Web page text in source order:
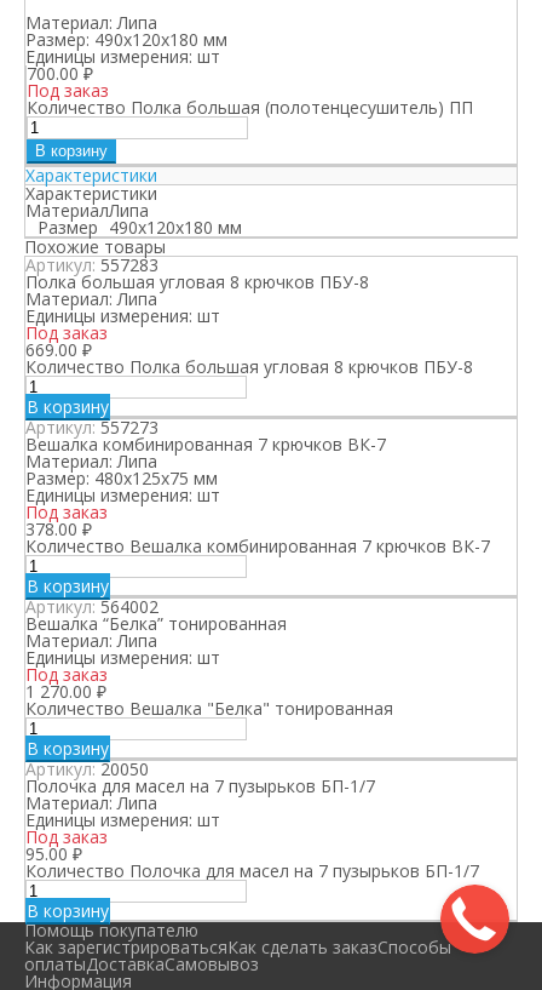
Материал: Липа
Размер: 490х120х180 мм
Единицы измерения: шт
700.00₽
Под заказ
Количество Полка большая (полотенцесушитель) ПП
В корзину
Характеристики
Характеристики
МатериалЛипа
Размер 490х120х180 мм
Похожие товары
Артикул:557283
Полка большая угловая 8 крючков ПБУ-8
Материал: Липа
Единицы измерения: шт
Под заказ
669.00 ₽
Количество Полка большая угловая 8 крючков ПБУ-8
В корзину
Артикул:557273
Вешалка комбинированная 7 крючков ВК-7
Материал: Липа
Размер: 480х125х75 мм
Единицы измерения: шт
Под заказ
378.00 ₽
Количество Вешалка комбинированная 7 крючков ВК-7
В корзину
Артикул:564002
Вешалка “Белка” тонированная
Материал: Липа
Единицы измерения: шт
Под заказ
1 270.00 ₽
Количество Вешалка "Белка" тонированная
В корзину
Артикул:20050
Полочка для масел на 7 пузырьков БП-1/7
Материал: Липа
Единицы измерения: шт
Под заказ
95.00 ₽
Количество Полочка для масел на 7 пузырьков БП-1/7
В корзину
Помощь покупателю
Как зарегистрироватьсяКак сделать заказСпособы
оплатыДоставкаСамовывоз
Информация